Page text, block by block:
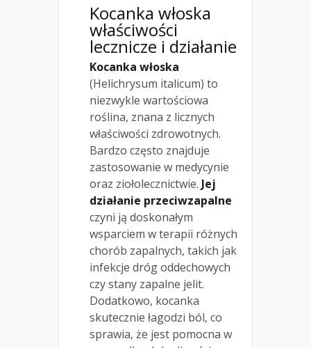
Kocanka włoska
właściwości
lecznicze i działanie
Kocanka włoska
(Helichrysum italicum) to
niezwykle wartościowa
roślina, znana z licznych
właściwości zdrowotnych.
Bardzo często znajduje
zastosowanie w medycynie
oraz ziołolecznictwie. Jej
działanie przeciwzapalne
czyni ją doskonałym
wsparciem w terapii różnych
chorób zapalnych, takich jak
infekcje dróg oddechowych
czy stany zapalne jelit.
Dodatkowo, kocanka
skutecznie łagodzi ból, co
sprawia, że jest pomocna w